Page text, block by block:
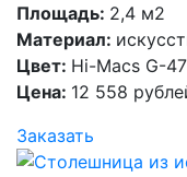
Площадь: 2,4 м2
Материал:
Цвет: Hi-Macs G-47
Цена: 12 558
Заказать